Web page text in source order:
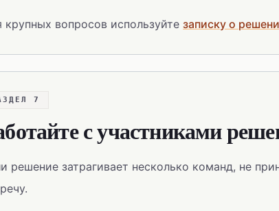
крупных вопросов используйте записку о
7
с участниками
решение затрагивает несколько команд, не